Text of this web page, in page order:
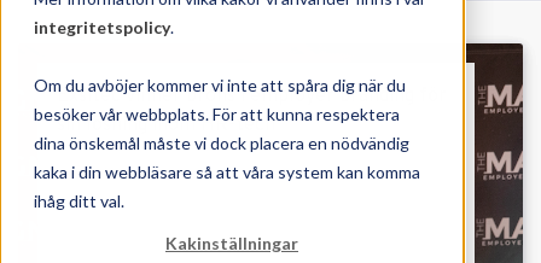
integritetspolicy.
Om du avböjer kommer vi inte att spåra dig när du
besöker vår webbplats. För att kunna respektera
dina önskemål måste vi dock placera en nödvändig
kaka i din webbläsare så att våra system kan komma
ihåg ditt val.
Kakinställningar
Exsitec vinner brons i employer branding för
sin lösning inom HR-tech
Exsitec är stolta över att meddela
bronsplacering inom kategorin Tech under
SM i Employer Branding....